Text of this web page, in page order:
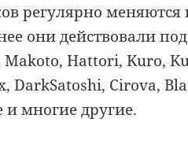
регулярно меняются
они действовали
Makoto, Hattori, Kuro,
DarkSatoshi, Cirova,
и многие другие.